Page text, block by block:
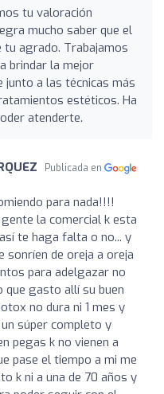
tu valoración
mucho saber que el
agrado. Trabajamos
brindar la mejor
junto a las técnicas más
estéticos. Ha
atenderte.
Publicada en
para nada!!!!
la comercial k esta
te haga falta o no... y
sonríen de oreja a oreja
para adelgazar no
que gasto allí su buen
no dura ni 1 mes y
súper completo y
pegas k no vienen a
pase el tiempo a mi me
k ni a una de 70 años y